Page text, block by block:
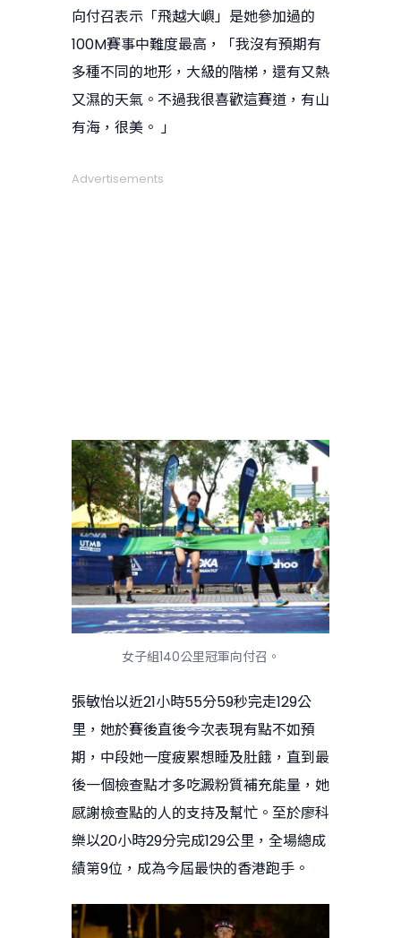
向付召表示「飛越大嶼」是她參加過的
100M賽事中難度最高，「我沒有預期有
多種不同的地形，大級的階梯，還有又熱
又濕的天氣。不過我很喜歡這賽道，有山
有海，很美。 」
Advertisements
女子組140公里冠軍向付召。
張敏怡以近21小時55分59秒完走129公
里，她於賽後直後今次表現有點不如預
期，中段她一度疲累想睡及肚餓，直到最
後一個檢查點才多吃澱粉質補充能量，她
感謝檢查點的人的支持及幫忙。至於廖科
樂以20小時29分完成129公里，全場總成
績第9位，成為今屆最快的香港跑手。